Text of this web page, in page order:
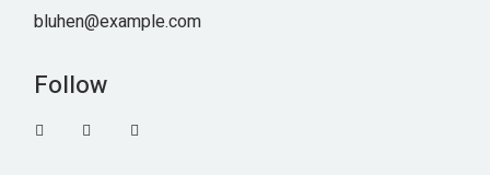
bluhen@example.com
Follow